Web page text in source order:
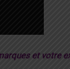
et votre